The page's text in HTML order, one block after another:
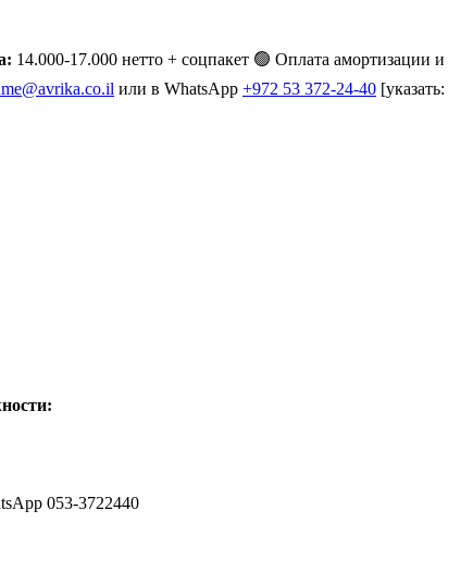
14.000-17.000 нетто + соцпакет 🟢 Оплата амортизации и
или в WhatsApp +972 53 372-24-40 [указать:
053-3722440